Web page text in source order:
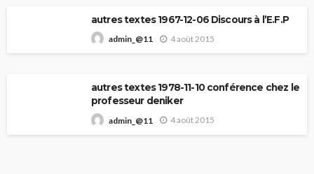
autres textes 1967-12-06 Discours à l’E.F.P
admin_@11 4 août 2015
autres textes 1978-11-10 conférence chez le
professeur deniker
admin_@11 4 août 2015